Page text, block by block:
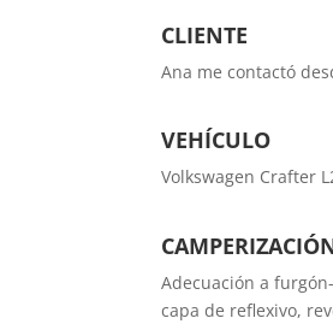
CLIENTE
Ana me contactó
VEHÍCULO
Volkswagen Crafter
Adecuación a
capa de reflexivo,